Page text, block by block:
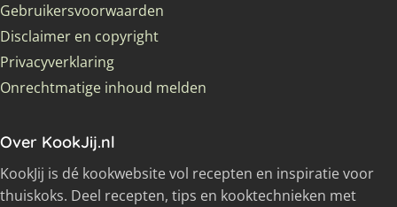
Gebruikersvoorwaarden
Disclaimer en copyright
Privacyverklaring
Onrechtmatige inhoud melden
Over KookJij.nl
KookJij is dé kookwebsite vol recepten en inspiratie voor
thuiskoks. Deel recepten, tips en kooktechnieken met